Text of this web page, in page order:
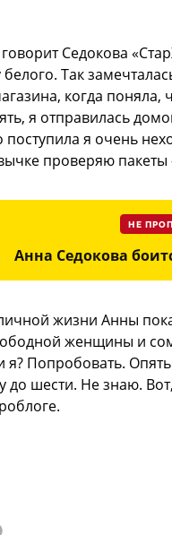
Седокова
белого. Так
когда
я отправилась
поступила я очень
проверяю пакеты
НЕ
Анна Седокова
жизни Анны
женщины и
я? Попробовать.
до шести. Не знаю.